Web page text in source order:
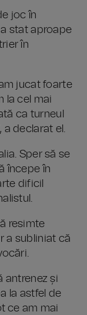
joc în
stat aproape
în
jucat foarte
la cel mai
ca turneul
a declarat el.
Sper să se
începe în
dificil
resimte
a subliniat că
antrenez și
la astfel de
ce am mai